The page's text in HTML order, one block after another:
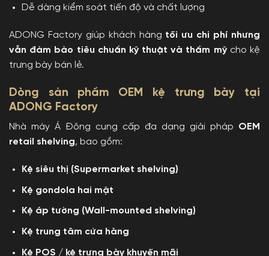
Dễ dàng kiểm soát tiến độ và chất lượng
ADONG Factory giúp khách hàng tối ưu chi phí nhưng
vẫn đảm bảo tiêu chuẩn kỹ thuật và thẩm mỹcho kệ
trưng bày bán lẻ.
Dòng sản phẩm OEM kệ trưng bày tại
ADONG Factory
Nhà máy Á Đông cung cấp đa dạng giải pháp OEM
retail shelving, bao gồm:
Kệ siêu thị (Supermarket shelving)
Kệ gondola hai mặt
Kệ áp tường (Wall-mounted shelving)
Kệ trung tâm cửa hàng
Kệ POS / kệ trưng bày khuyến mãi